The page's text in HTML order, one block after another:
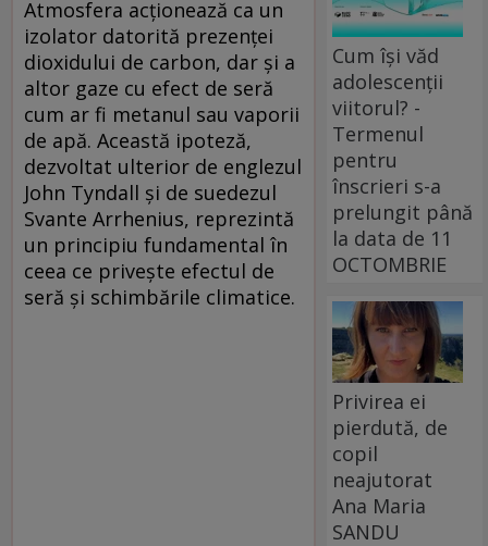
Atmosfera acționează ca un
izolator datorită prezenței
dioxidului de carbon, dar și a
altor gaze cu efect de seră
cum ar fi metanul sau vaporii
de apă. Această ipoteză,
dezvoltat ulterior de englezul
John Tyndall și de suedezul
Svante Arrhenius, reprezintă
un principiu fundamental în
ceea ce privește efectul de
seră și schimbările climatice.
Cum își văd
adolescenții
viitorul? -
Termenul
pentru
înscrieri s-a
prelungit până
la data de 11
OCTOMBRIE
Privirea ei
pierdută, de
copil
neajutorat
Ana Maria
SANDU